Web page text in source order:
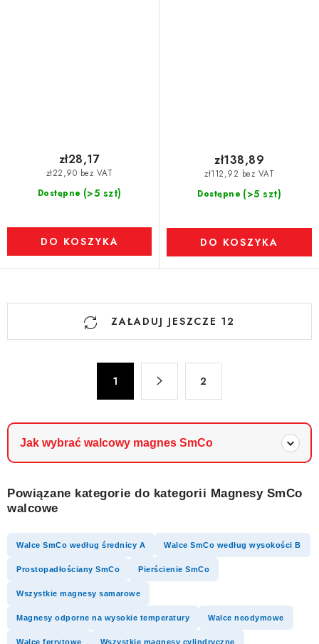
Dostępne (>5 szt)
zł22,90 bez VAT
zł28,17
DO KOSZYKA
Dostępne (>5 szt)
zł112,92 bez VAT
zł138,89
DO KOSZYKA
K
l
i
i
s
t
y
ZAŁADUJ JESZCZE 12
i
a
j
a
1 2
Jak wybrać walcowy magnes SmCo
Powiązane kategorie do kategorii Magnesy SmCo
walcowe
Walce SmCo według średnicy A Walce SmCo według wysokości B
Prostopadłościany SmCo Pierścienie SmCo
Wszystkie magnesy samarowe
Magnesy odporne na wysokie temperatury Walce neodymowe
Walce ferrytowe Wszystkie magnesy cylindryczne